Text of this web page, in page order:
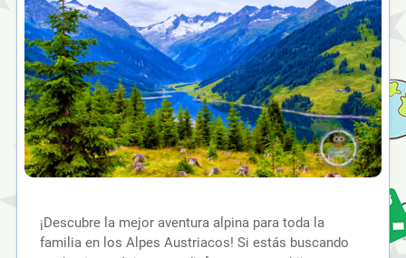
¡Descubre la mejor aventura alpina para toda la
familia en los Alpes Austriacos! Si estás buscando